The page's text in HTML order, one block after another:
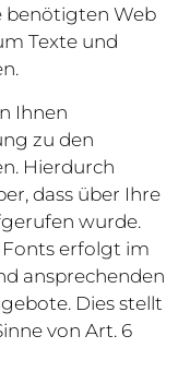
benötigten Web
Texte und
Ihnen
zu den
Hierdurch
dass über Ihre
wurde.
erfolgt im
ansprechenden
Dies stellt
von Art. 6